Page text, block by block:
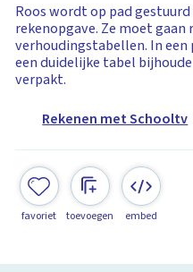
Roos wordt op pad
rekenopgave. Ze moet gaan
verhoudingstabellen. In
een duidelijke tabel
verpakt.
Rekenen met Schooltv
favoriet toevoegen embed